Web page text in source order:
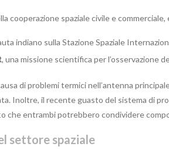
cooperazione spaziale civile e commerciale,
indiano sulla Stazione Spaziale
, una missione scientifica per l’osservazione
di problemi termici nell’antenna
Inoltre, il recente guasto del sistema di
che entrambi potrebbero condividere
settore spaziale